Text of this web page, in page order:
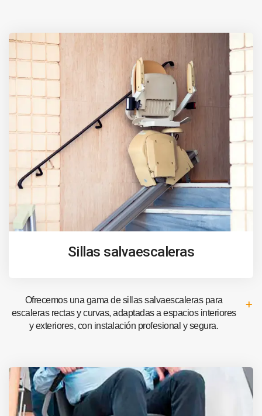
Sillas salvaescaleras
Ofrecemos una gama de sillas salvaescaleras para
escaleras rectas y curvas, adaptadas a espacios interiores
y exteriores, con instalación profesional y segura.